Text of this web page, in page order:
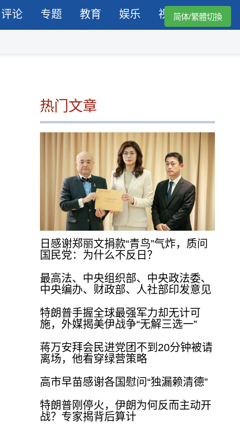
评论 专题 教育 娱乐 视频简体/繁體切換
热门文章
日感谢郑丽文捐款“青鸟”气炸，质问
国民党：为什么不反日？
最高法、中央组织部、中央政法委、
中央编办、财政部、人社部印发意见
特朗普手握全球最强军力却无计可
施，外媒揭美伊战争“无解三选一”
蒋万安拜会民进党团不到20分钟被请
离场，他看穿绿营策略
高市早苗感谢各国慰问“独漏赖清德”
特朗普刚停火，伊朗为何反而主动开
战？专家揭背后算计